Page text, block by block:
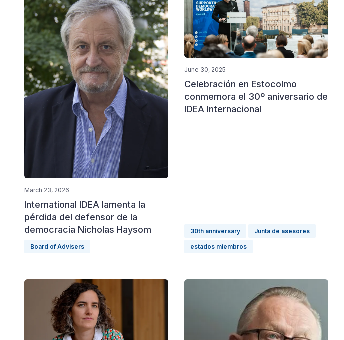
March 23, 2026
International IDEA lamenta la
pérdida del defensor de la
democracia Nicholas Haysom
Board of Advisers
June 30, 2025
Celebración en Estocolmo
conmemora el 30º aniversario de
IDEA Internacional
30th anniversary Junta de asesores
estados miembros